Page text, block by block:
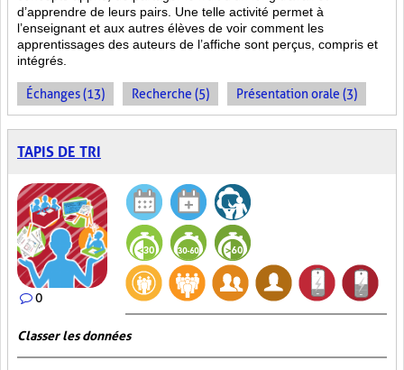
d’apprendre de leurs pairs. Une telle activité permet à
l’enseignant et aux autres élèves de voir comment les
apprentissages des auteurs de l’affiche sont perçus, compris et
intégrés.
Échanges (13) Recherche (5) Présentation orale (3)
TAPIS DE TRI
0
Classer les données